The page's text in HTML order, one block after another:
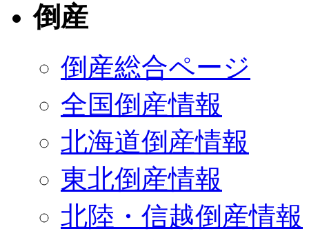
倒産
倒産総合ページ
全国倒産情報
北海道倒産情報
東北倒産情報
北陸・信越倒産情報